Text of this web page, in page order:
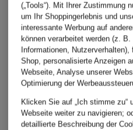
UGG
(„Tools“). Mit Ihrer Zustimmung
um Ihr Shoppingerlebnis und
interessante Werbung auf
können verarbeitet werden (z.
Informationen,
Shop, personalisierte Anzeigen
Webseite, Analyse unserer
Optimierung der
Klicken Sie auf „Ich stimme zu“
Webseite weiter zu navigieren;
detaillierte Beschreibung der